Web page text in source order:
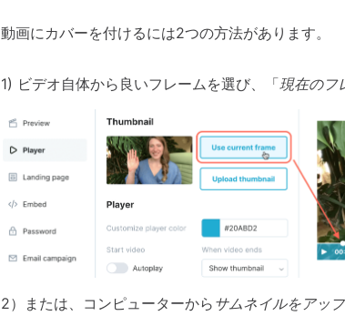
動画にカバーを付けるには2つの方法があります。
1) ビデオ自体から良いフレームを選び、「現在のフ
2）または、コンピューターから サムネイルをアッ